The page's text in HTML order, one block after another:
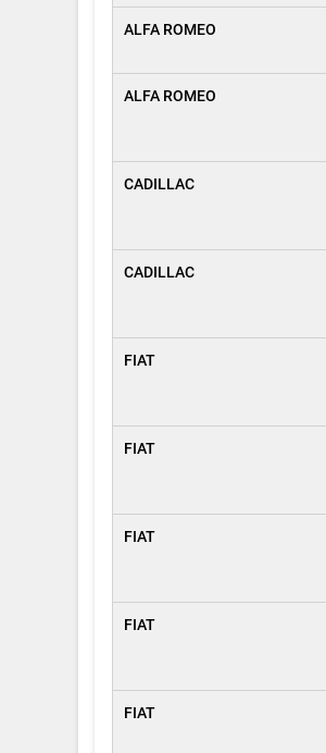
ALFA ROMEO
ALFA ROMEO
CADILLAC
CADILLAC
FIAT
FIAT
FIAT
FIAT
FIAT